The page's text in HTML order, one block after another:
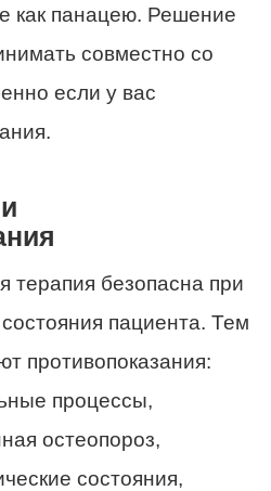
как панацею. Решение
совместно со
если у вас
терапия безопасна при
пациента. Тем
противопоказания:
процессы,
остеопороз,
состояния,